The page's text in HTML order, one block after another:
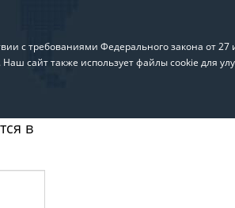
с требованиями Федерального закона от
сайт также использует файлы cookie для
в